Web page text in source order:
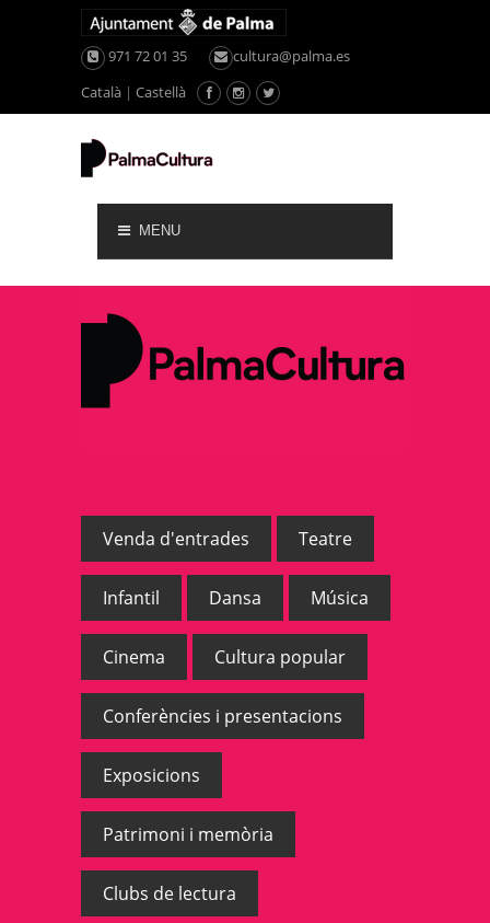
971 72 01 35
cultura@palma.es
Català | Castellà
MENU
Venda d'entrades Teatre
Infantil Dansa Música
Cinema Cultura popular
Conferències i presentacions
Exposicions
Patrimoni i memòria
Clubs de lectura